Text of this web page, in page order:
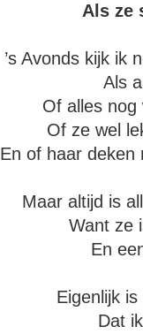
Als ze
’s Avonds kijk ik
Als
Of alles nog
Of ze wel
En of haar deken
Maar altijd is
Want ze
En
Eigenlijk
Dat